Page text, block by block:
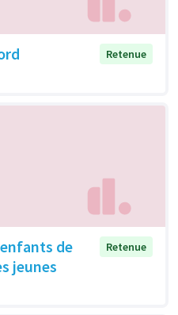
Retenue
de
jeunes
Retenue